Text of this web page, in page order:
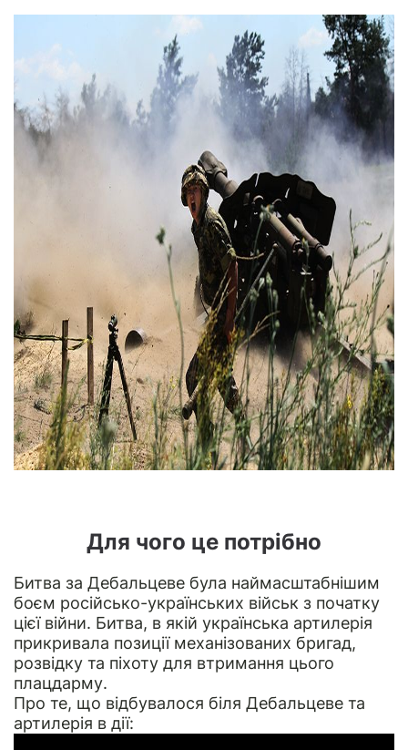
Для чого це потрібно
Битва за Дебальцеве була наймасштабнішим
боєм російсько-українських військ з початку
цієї війни. Битва, в якій українська артилерія
прикривала позиції механізованих бригад,
розвідку та піхоту для втримання цього
плацдарму.
Про те, що відбувалося біля Дебальцеве та
артилерія в дії: